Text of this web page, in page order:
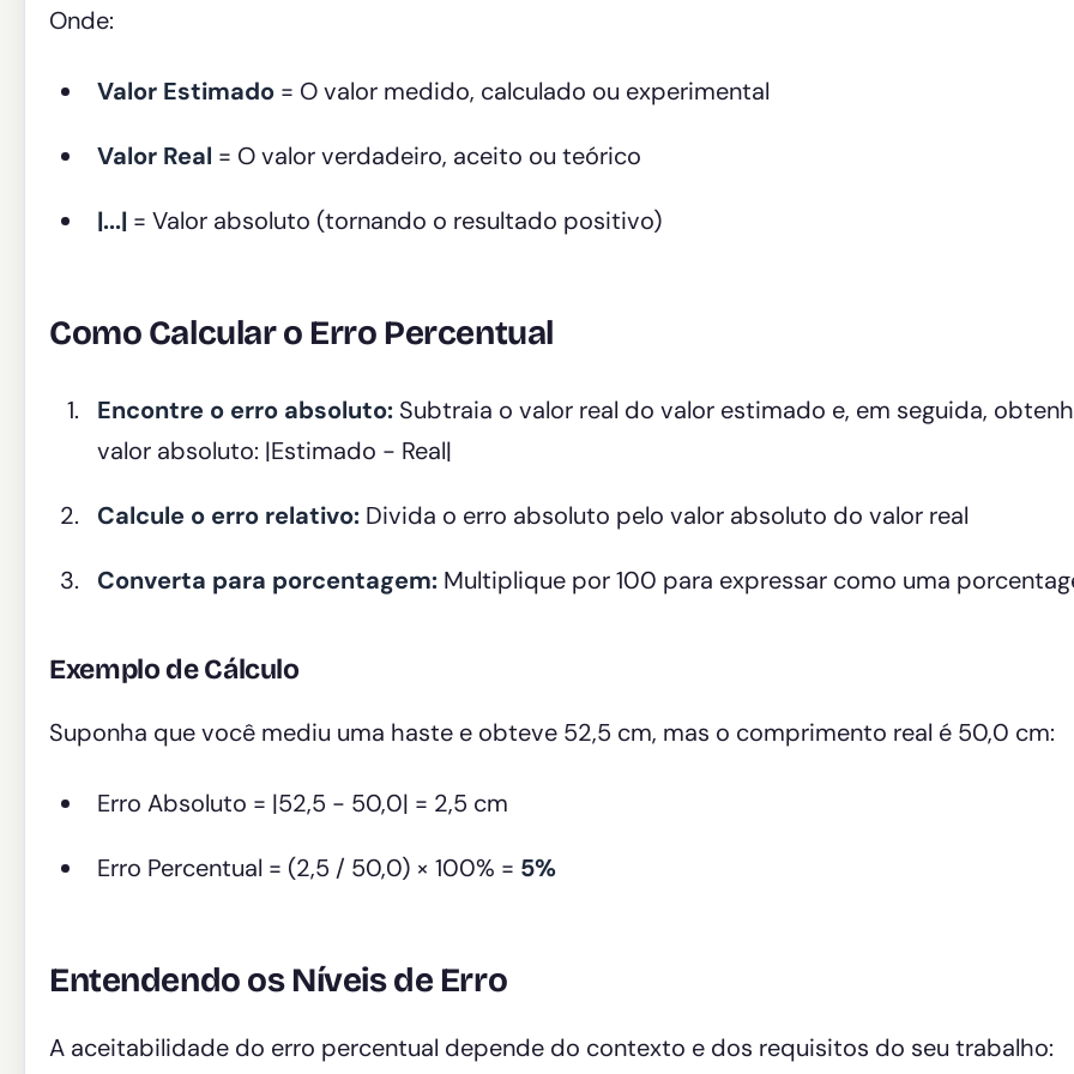
Onde:
Valor Estimado = O valor medido, calculado ou experimental
Valor Real = O valor verdadeiro, aceito ou teórico
|...| = Valor absoluto (tornando o resultado positivo)
Como Calcular o Erro Percentual
Encontre o erro absoluto: Subtraia o valor real do valor estimado e, em seguida,
valor absoluto: |Estimado - Real|
Calcule o erro relativo: Divida o erro absoluto pelo valor absoluto do valor real
Converta para porcentagem: Multiplique por 100 para expressar como uma
Exemplo de Cálculo
Suponha que você mediu uma haste e obteve 52,5 cm, mas o comprimento real é 50,0 cm:
Erro Absoluto = |52,5 - 50,0| = 2,5 cm
Erro Percentual = (2,5 / 50,0) × 100% = 5%
Entendendo os Níveis de Erro
A aceitabilidade do erro percentual depende do contexto e dos requisitos do seu trabalho: